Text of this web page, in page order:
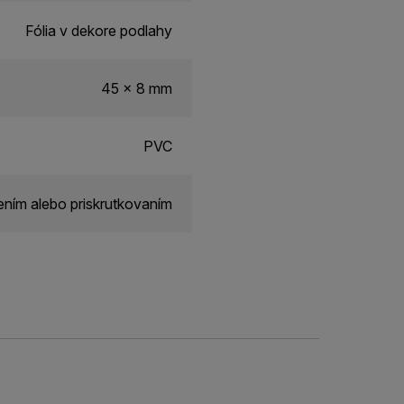
Fólia v dekore podlahy
45 x 8 mm
PVC
alebo priskrutkovaním